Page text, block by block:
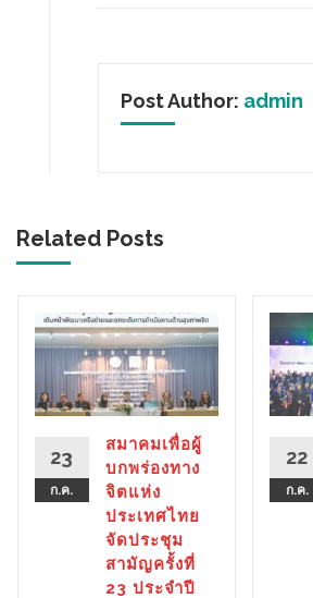
Post Author: admin
Related Posts
23
ก.ค.
สมาคมเพื่อผู้
บกพร่องทาง
จิตแห่ง
ประเทศไทย
จัดประชุม
สามัญครั้งที่
23 ประจำปี
22
ก.ค.